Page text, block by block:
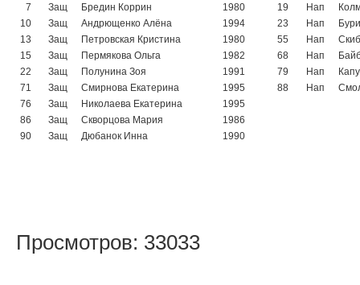
7
Защ Бредин Коррин
1980
10
Защ Андрющенко Алёна
1994
13
Защ Петровская Кристина
1980
15
Защ Пермякова Ольга
1982
22
Защ Полунина Зоя
1991
71
Защ Смирнова Екатерина
1995
76
Защ Николаева Екатерина
1995
86
Защ Скворцова Мария
1986
90
Защ Дюбанок Инна 1990
19
Нап
23
Нап
55
Нап
68
Нап
79
Нап
88
Нап
Просмотров: 33033